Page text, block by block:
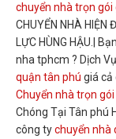
chuyển nhà trọn gói
CHUYỂN NHÀ HIỆN
LỰC HÙNG HẬU.|
nha tphcm ? Dịch
quận tân phú giá cả
Chuyển nhà trọn
Chóng Tại Tân phú
công tychuyển nhà